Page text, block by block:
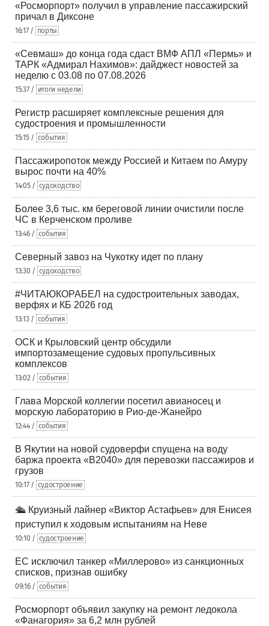
«Росморпорт» получил в управление пассажирский
причал в Диксоне
16:17 / порты
«Севмаш» до конца года сдаст ВМФ АПЛ «Пермь» и
ТАРК «Адмирал Нахимов»: дайджест новостей за
неделю с 03.08 по 07.08.2026
15:37 / итоги недели
Регистр расширяет комплексные решения для
судостроения и промышленности
15:15 / события
Пассажиропоток между Россией и Китаем по Амуру
вырос почти на 40%
14:05 / судоходство
Более 3,6 тыс. км береговой линии очистили после
ЧС в Керченском проливе
13:46 / события
Северный завоз на Чукотку идет по плану
13:30 / судоходство
#ЧИТАЮКОРАБЕЛ на судостроительных заводах,
верфях и КБ 2026 год
13:13 / события
ОСК и Крыловский центр обсудили
импортозамещение судовых пропульсивных
комплексов
13:02 / события
Глава Морской коллегии посетил авианосец и
морскую лабораторию в Рио-де-Жанейро
12:44 / события
В Якутии на новой судоверфи спущена на воду
баржа проекта «В2040» для перевозки пассажиров и
грузов
10:17 / судостроение
🛳️ Круизный лайнер «Виктор Астафьев» для Енисея
приступил к ходовым испытаниям на Неве
10:10 / судостроение
ЕС исключил танкер «Миллерово» из санкционных
списков, признав ошибку
09:16 / события
Росморпорт объявил закупку на ремонт ледокола
«Фанагория» за 6,2 млн рублей